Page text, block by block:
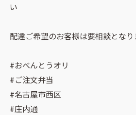
い
配達ご希望のお客様は要相談となり
#おべんとうオリ
#ご注文弁当
#名古屋市西区
#庄内通